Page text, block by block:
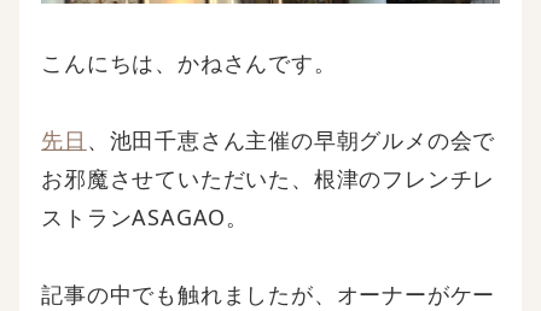
こんにちは、かねさんです。
先日 、池田千恵さん主催の早朝グルメの会で
お邪魔させていただいた、根津のフレンチレ
ストランASAGAO。
記事の中でも触れましたが、オーナーがケー